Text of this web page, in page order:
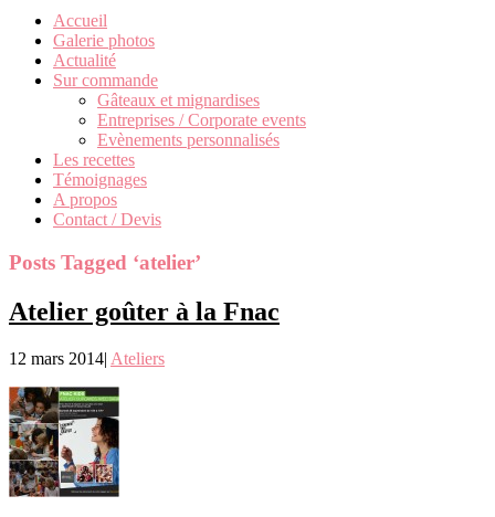
Accueil
Galerie photos
Actualité
Sur commande
Gâteaux et mignardises
Entreprises / Corporate events
Evènements personnalisés
Les recettes
Témoignages
A propos
Contact / Devis
Posts Tagged ‘atelier’
Atelier goûter à la Fnac
12 mars 2014| Ateliers